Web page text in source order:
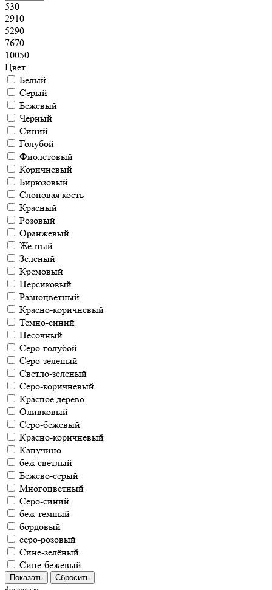
530
2910
5290
7670
10050
Цвет
Белый
Серый
Бежевый
Черный
Синий
Голубой
Фиолетовый
Коричневый
Бирюзовый
Слоновая кость
Красный
Розовый
Оранжевый
Желтый
Зеленый
Кремовый
Персиковый
Разноцветный
Красно-коричневый
Темно-синий
Песочный
Серо-голубой
Серо-зеленый
Светло-зеленый
Серо-коричневый
Красное дерево
Оливковый
Серо-бежевый
Красно-коричневый
Капучино
беж светлый
Бежево-серый
Многоцветный
Серо-синий
беж темный
бордовый
серо-розовый
Сине-зелёный
Сине-бежевый